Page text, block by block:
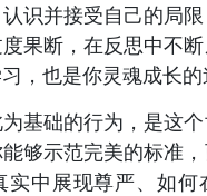
识并接受自己的局
果断，在反思中不
，也是你灵魂成长的
基础的行为，是这
够示范完美的标准
实中展现尊严、如何